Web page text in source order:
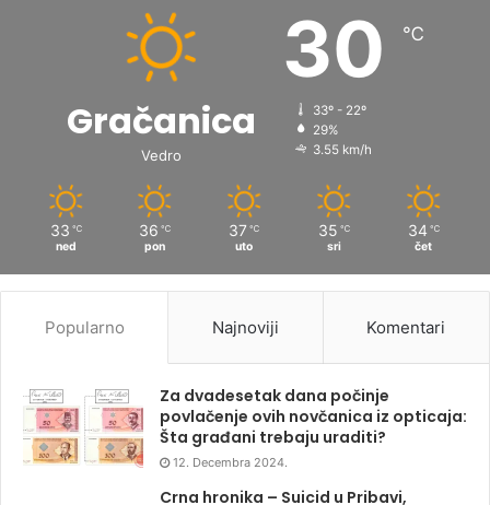
Gračanica
Vedro
30 ℃
33º - 22º
29%
3.55 km/h
33 ℃
ned
36 ℃
pon
37 ℃
uto
35 ℃
sri
34 ℃
čet
Popularno Najnoviji Komentari
Za dvadesetak dana počinje
povlačenje ovih novčanica iz opticaja:
Šta građani trebaju uraditi?
12. Decembra 2024.
Crna hronika – Suicid u Pribavi,